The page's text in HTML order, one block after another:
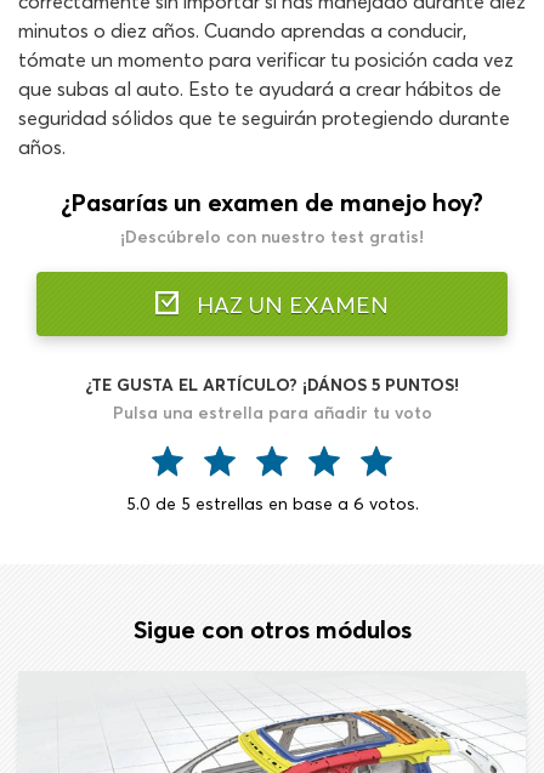
minutos o diez años. Cuando aprendas a conducir,
tómate un momento para verificar tu posición cada vez
que subas al auto. Esto te ayudará a crear hábitos de
seguridad sólidos que te seguirán protegiendo durante
años.
¿Pasarías un examen de manejo hoy?
¡Descúbrelo con nuestro test gratis!
HAZ UN EXAMEN
¿TE GUSTA EL ARTÍCULO? ¡DÁNOS 5 PUNTOS!
Pulsa una estrella para añadir tu voto
5.0 de 5 estrellas en base a 6 votos.
Sigue con otros módulos